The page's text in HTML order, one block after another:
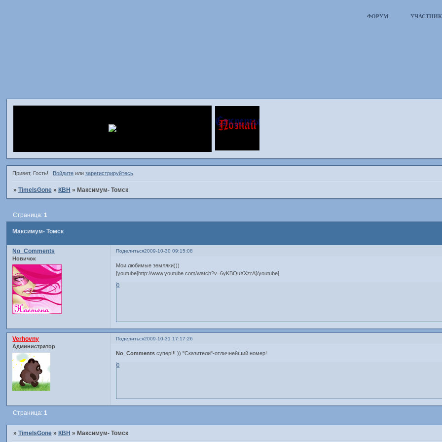
ФОРУМ
Привет, Гость! Войдитеили зарегистрируйтесь.
» TimeIsGone » КВН » Максимум- Томск
Максимум- Томск
Страница: 1
Поделиться2009-10-30 09:15:08
No_Comments
Новичок
Мои любимые земляки)))
[youtube]http://www.youtube.com/watch?v=6yKBOuXXzrA[/youtube]
0
Поделиться2009-10-31 17:17:26
Verhovny
Администратор
No_Comments супер!!! )) "Сказители"-отличнейший номер!
0
Страница: 1
» TimeIsGone » КВН » Максимум- Томск